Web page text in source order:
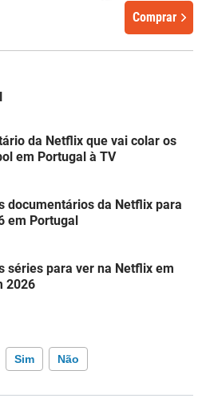
Comprar
da Netflix que vai colar os
em Portugal à TV
documentários da Netflix para
em Portugal
séries para ver na Netflix em
2026
Sim Não
incorreta